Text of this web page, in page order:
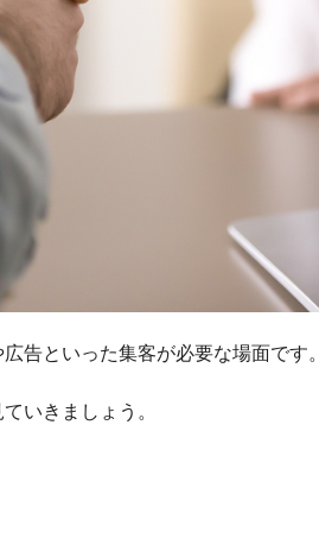
告といった集客が必要な場面です。
いきましょう。